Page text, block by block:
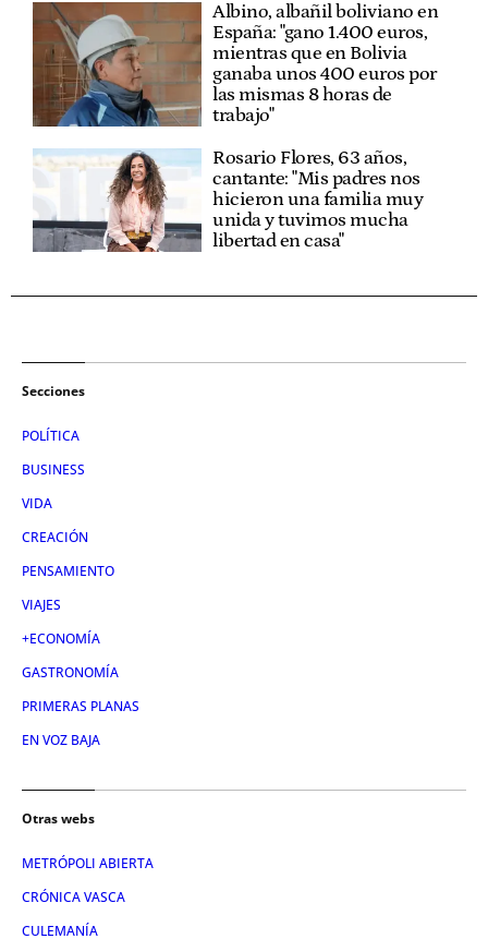
Albino, albañil boliviano en
España: "gano 1.400 euros,
mientras que en Bolivia
ganaba unos 400 euros por
las mismas 8 horas de
trabajo"
Rosario Flores, 63 años,
cantante: "Mis padres nos
hicieron una familia muy
unida y tuvimos mucha
libertad en casa"
Secciones
POLÍTICA
BUSINESS
VIDA
CREACIÓN
PENSAMIENTO
VIAJES
+ECONOMÍA
GASTRONOMÍA
PRIMERAS PLANAS
EN VOZ BAJA
Otras webs
METRÓPOLI ABIERTA
CRÓNICA VASCA
CULEMANÍA